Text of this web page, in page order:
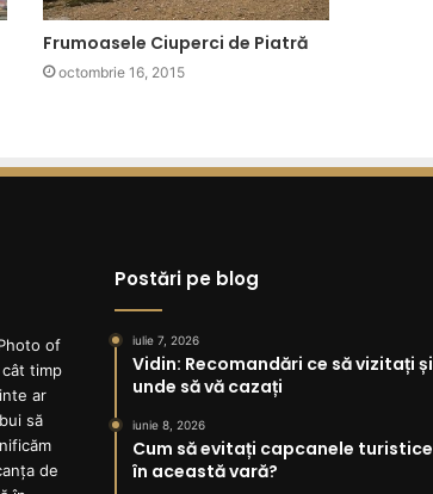
Frumoasele Ciuperci de Piatră
octombrie 16, 2015
Postări pe blog
iulie 7, 2026
Vidin: Recomandări ce să vizitați și
unde să vă cazați
iunie 8, 2026
Cum să evitați capcanele turistice
în această vară?